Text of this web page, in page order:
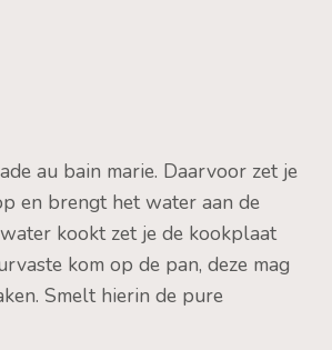
au bain marie. Daarvoor zet je
en brengt het water aan de
kookt zet je de kookplaat
kom op de pan, deze mag
Smelt hierin de pure